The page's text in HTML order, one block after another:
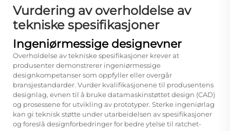
Vurdering av overholdelse av
tekniske spesifikasjoner
Ingeniørmessige designevner
Overholdelse av tekniske spesifikasjoner krever at
produsenter demonstrerer ingeniørmessige
designkompetanser som oppfyller eller overgår
bransjestandarder. Vurder kvalifikasjonene til produsentens
designlag, evnen til å bruke datamaskinstøttet design (CAD)
og prosessene for utvikling av prototyper. Sterke ingeniørlag
kan gi teknisk støtte under utarbeidelsen av spesifikasjoner
og foreslå designforbedringer for bedre ytelse til ratchet-